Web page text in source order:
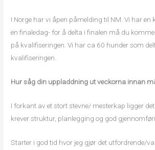
I Norge har vi åpen påmelding til NM. Vi har
en finaledag- for å delta i finalen må du
på kvalifiseringen. Vi har ca 60 hunder som
kvalifiseringen.
Hur såg din uppladdning ut veckorna innan
I forkant av et stort stevne/ mesterkap ligger
krever struktur, planlegging og god
Starter i god tid hvor jeg gjør det utfordrende/